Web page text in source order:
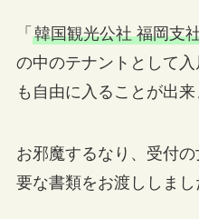
「 韓国観光公社 福岡支
の中のテナントとして
も自由に入ることが出来
お邪魔するなり、受付
要な書類をお渡ししまし